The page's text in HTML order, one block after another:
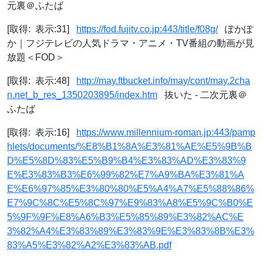
元裏＠ふたば
[取得: 表示:31] https://fod.fujitv.co.jp:443/title/f08g/ぽかぽ
か｜フジテレビの人気ドラマ・アニメ・TV番組の動画が見
放題＜FOD＞
[取得: 表示:48]
http://may.ftbucket.info/may/cont/may.2cha
n.net_b_res_1350203895/index.htm 抜いた - 二次元裏＠
ふたば
[取得: 表示:16]
https://www.millennium-roman.jp:443/pamp
hlets/documents/%E8%B1%8A%E3%81%AE%E5%9B%B
D%E5%8D%83%E5%B9%B4%E3%83%AD%E3%83%9
E%E3%83%B3%E6%99%82%E7%A9%BA%E3%81%A
E%E6%97%85%E3%80%80%E5%A4%A7%E5%88%86%
E7%9C%8C%E5%8C%97%E9%83%A8%E5%9C%B0%E
5%9F%9F%E8%A6%B3%E5%85%89%E3%82%AC%E
3%82%A4%E3%83%89%E3%83%9E%E3%83%8B%E3%
83%A5%E3%82%A2%E3%83%AB.pdf